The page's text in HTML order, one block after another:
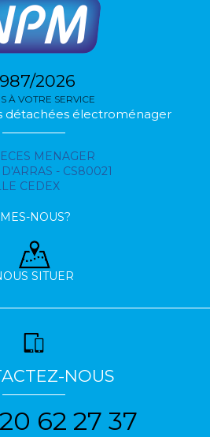
2026
À VOTRE SERVICE
détachées électroménager
MENAGER
- CS80021
CEDEX
NOUS?
SITUER
NOUS
62 27 37